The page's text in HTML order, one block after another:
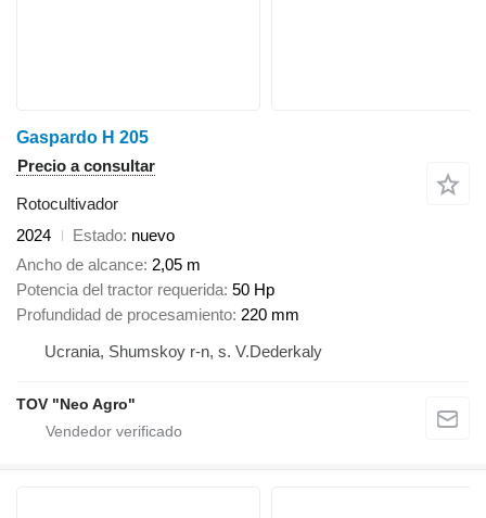
Gaspardo H 205
Precio a consultar
Rotocultivador
2024
Estado nuevo
Ancho de alcance 2,05 m
Potencia del tractor requerida 50 Hp
Profundidad de procesamiento 220 mm
Ucrania, Shumskoy r-n, s. V.Dederkaly
TOV "Neo Agro"